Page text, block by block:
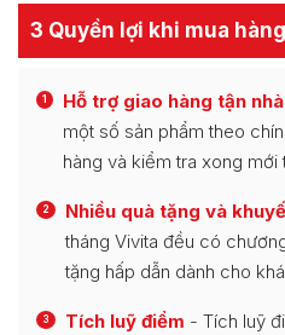
3 Quyền lợi khi mua
1 Hỗ trợ giao hàng tận nhà
một số sản phẩm theo
hàng và kiểm tra xong mới
2 Nhiều quà tặng và
tháng Vivita đều có
tặng hấp dẫn dành cho
3 Tích luỹ điểm - Tích luỹ